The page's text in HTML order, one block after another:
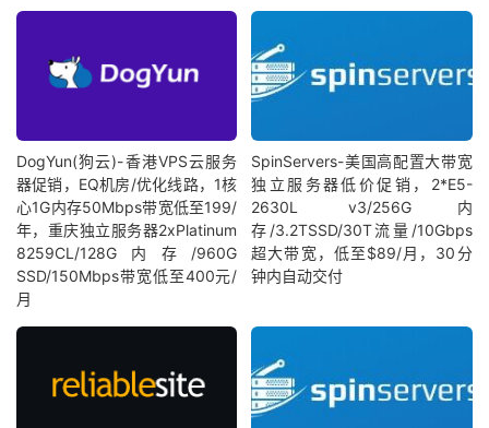
DogYun(狗云)-香港VPS云服务
器促销，EQ机房/优化线路，1核
心1G内存50Mbps带宽低至199/
年，重庆独立服务器2xPlatinum
8259CL/128G内存/960G
SSD/150Mbps带宽低至400元/
月
SpinServers-美国高配置大带宽
独立服务器低价促销，2*E5-
2630L v3/256G内
存/3.2TSSD/30T流量/10Gbps
超大带宽，低至$89/月，30分
钟内自动交付